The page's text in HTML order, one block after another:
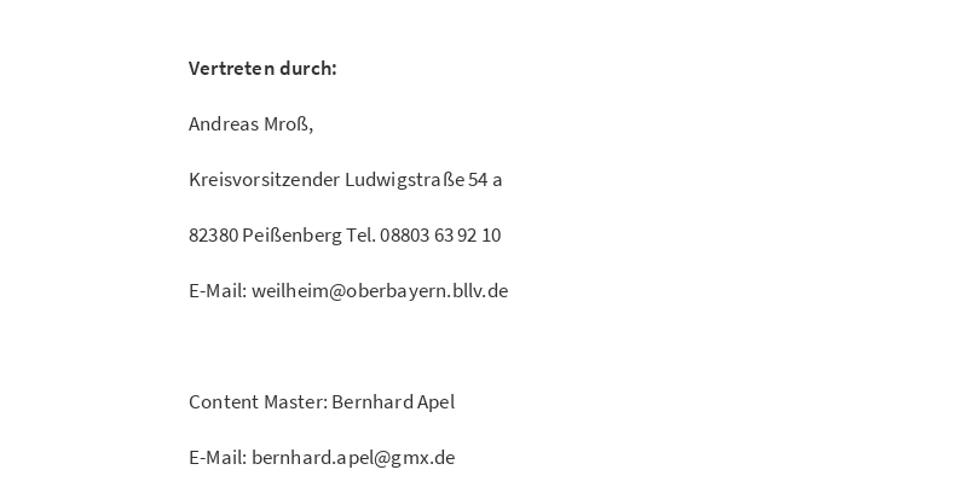
Vertreten durch:
Andreas Mroß,
Kreisvorsitzender Ludwigstraße 54 a
82380 Peißenberg Tel. 08803 63 92 10
E-Mail: weilheim@oberbayern.bllv.de
Content Master: Bernhard Apel
E-Mail: bernhard.apel@gmx.de